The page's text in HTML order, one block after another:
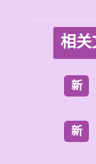
相关
新
新